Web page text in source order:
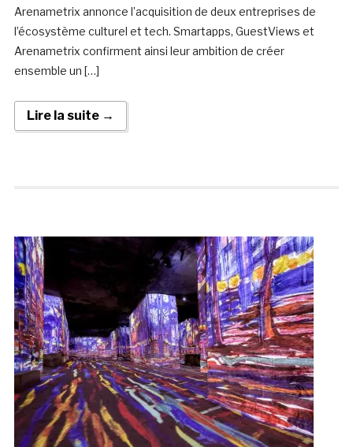
Arenametrix annonce l’acquisition de deux entreprises de
l’écosystème culturel et tech. Smartapps, GuestViews et
Arenametrix confirment ainsi leur ambition de créer
ensemble un […]
Lire la suite →